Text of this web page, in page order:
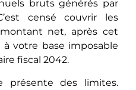
bruts générés par
censé couvrir les
net, après cet
votre base imposable
fiscal 2042.
présente des limites.